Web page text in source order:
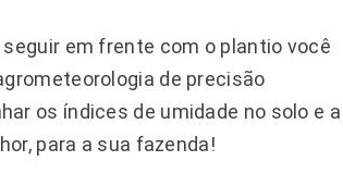
em frente com o plantio você
de precisão
os índices de umidade no solo e a
para a sua fazenda!